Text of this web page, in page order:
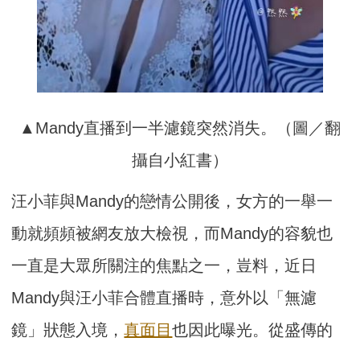
▲Mandy直播到一半濾鏡突然消失。（圖／翻
攝自小紅書）
汪小菲與Mandy的戀情公開後，女方的一舉一
動就頻頻被網友放大檢視，而Mandy的容貌也
一直是大眾所關注的焦點之一，豈料，近日
Mandy與汪小菲合體直播時，意外以「無濾
鏡」狀態入境，真面目也因此曝光。從盛傳的